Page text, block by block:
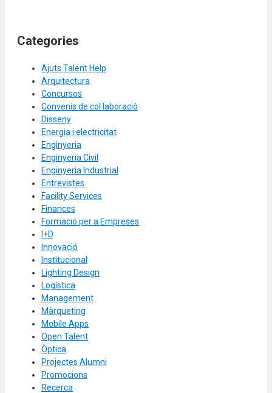
Categories
Ajuts Talent Help
Arquitectura
Concursos
Convenis de col·laboració
Disseny
Energia i electricitat
Enginyeria
Enginyeria Civil
Enginyeria Industrial
Entrevistes
Facility Services
Finances
Formació per a Empreses
I+D
Innovació
Institucional
Lighting Design
Logística
Management
Màrqueting
Mobile Apps
Open Talent
Òptica
Projectes Alumni
Promocions
Recerca